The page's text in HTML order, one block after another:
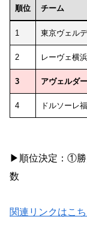
順位 チーム
チーム
1 東京ヴェル
2 レーヴェ横浜
3 アヴェルダ
4 ドルソーレ
▶順位決定：①
数
関連リンクはこ